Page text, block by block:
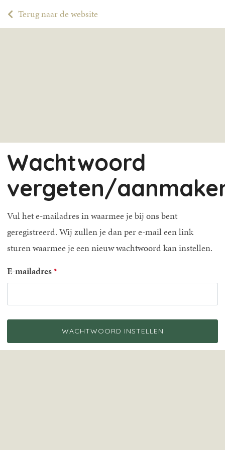
Terug naar de website
Wachtwoord
vergeten/
Vul het e-mailadres in waarmee je bij ons bent
geregistreerd. Wij zullen je dan per e-mail een link
sturen waarmee je een nieuw wachtwoord kan instellen.
E-mailadres
WACHTWOORD INSTELLEN